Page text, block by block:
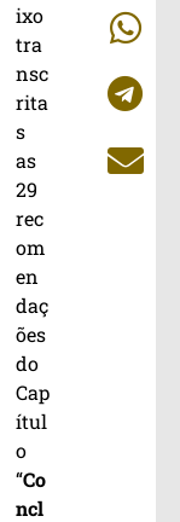
ixo
tra
nsc
rita
s
as
29
rec
om
en
daç
ões
do
Cap
ítul
o
“Co
ncl